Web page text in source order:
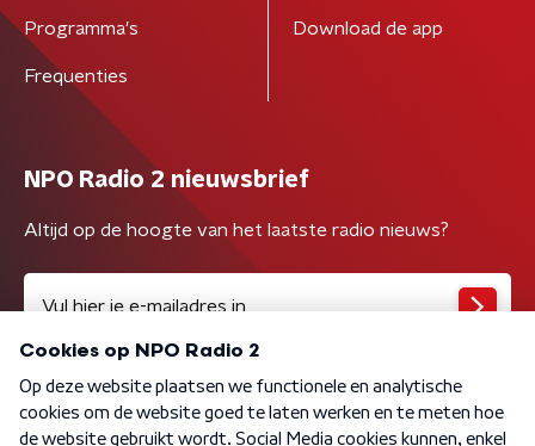
Programma's
Frequenties
Download de app
NPO Radio 2 nieuwsbrief
Altijd op de hoogte van het laatste radio nieuws?